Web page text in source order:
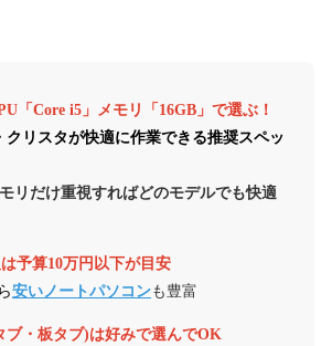
「Core i5」メモリ「16GB」で選ぶ！
リスタが快適に作業できる推奨スペッ
リだけ重視すればどのモデルでも快適
予算10万円以下が目安
安いノートパソコンも豊富
ブ・板タブ)は好みで選んでOK